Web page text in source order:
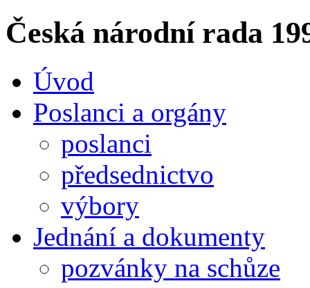
Česká národní rada
Úvod
Poslanci a orgány
poslanci
předsednictvo
výbory
Jednání a dokumenty
pozvánky na schůze